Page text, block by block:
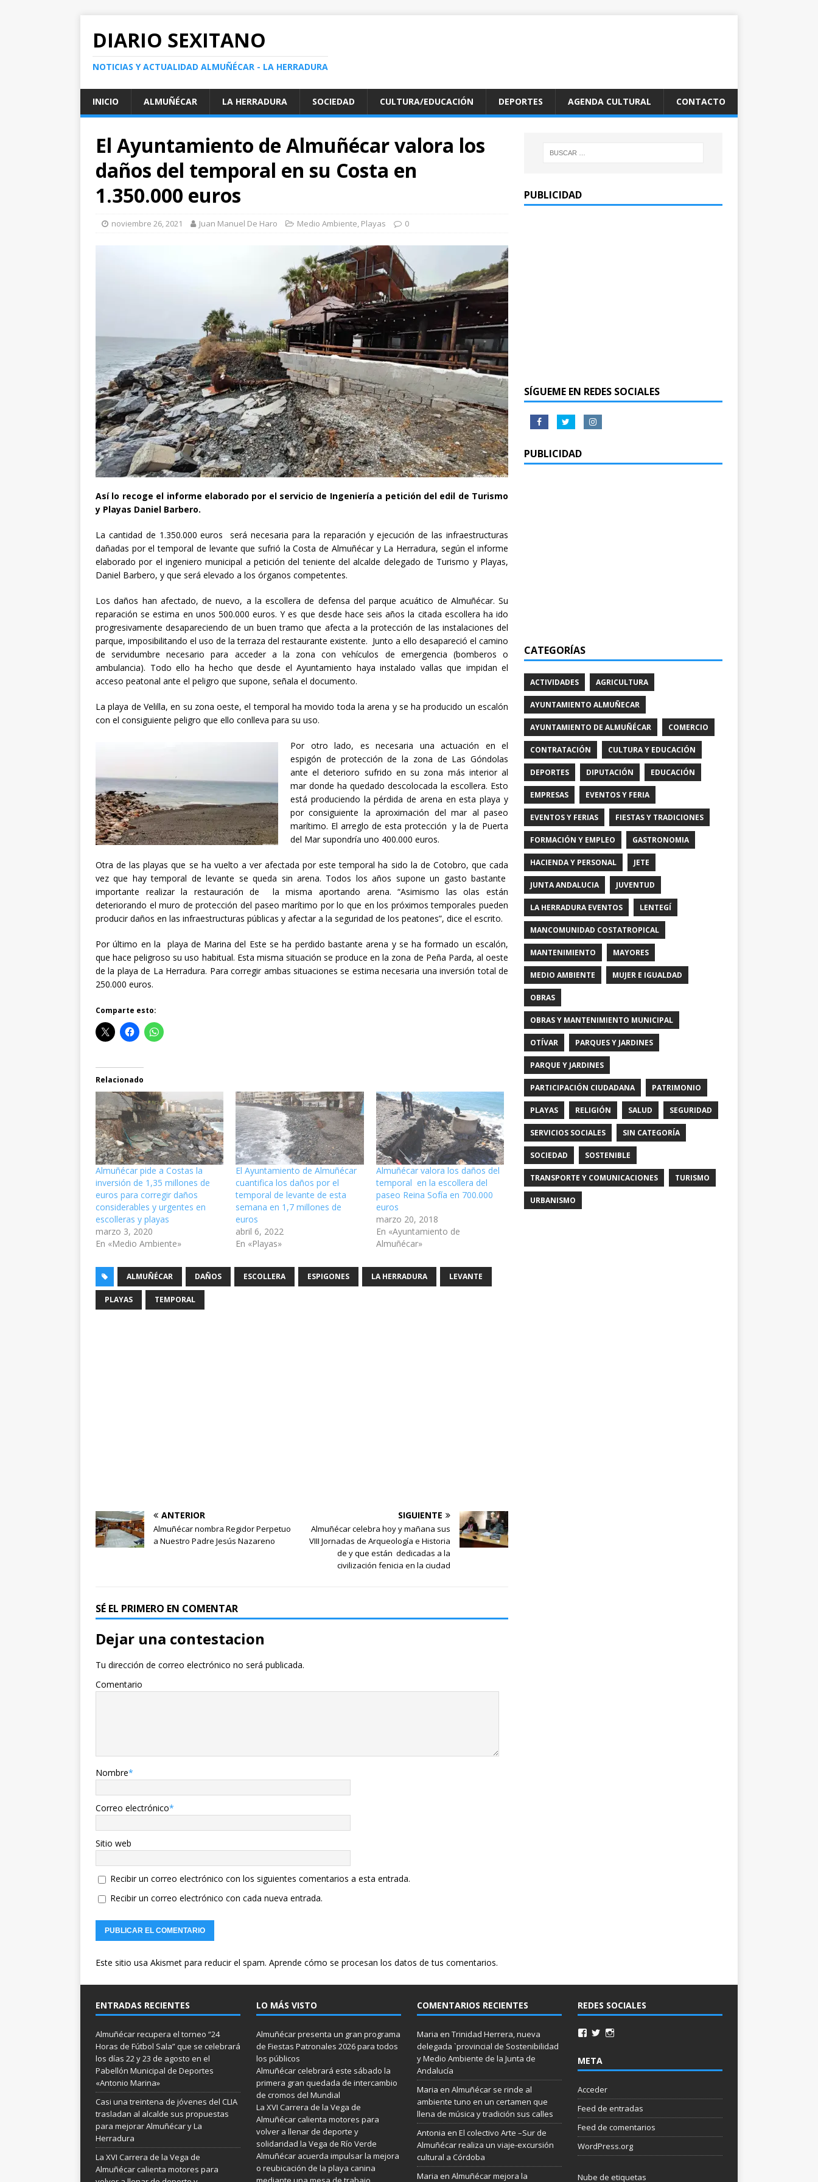
DIARIO SEXITANO
NOTICIAS Y ACTUALIDAD ALMUÑÉCAR - LA HERRADURA
INICIO ALMUÑÉCAR LA HERRADURA SOCIEDAD CULTURA/EDUCACIÓN DEPORTES AGENDA CULTURAL CONTACTO
El Ayuntamiento de Almuñécar valora los
daños del temporal en su Costa en
1.350.000 euros
noviembre 26, 2021 Juan Manuel De Haro Medio Ambiente, Playas 0
Así lo recoge el informe elaborado por el servicio de Ingeniería a petición del edil de Turismo
y Playas Daniel Barbero.
La cantidad de 1.350.000 euros será necesaria para la reparación y ejecución de las infraestructuras
dañadas por el temporal de levante que sufrió la Costa de Almuñécar y La Herradura, según el informe
elaborado por el ingeniero municipal a petición del teniente del alcalde delegado de Turismo y Playas,
Daniel Barbero, y que será elevado a los órganos competentes.
Los daños han afectado, de nuevo, a la escollera de defensa del parque acuático de Almuñécar. Su
reparación se estima en unos 500.000 euros. Y es que desde hace seis años la citada escollera ha ido
progresivamente desapareciendo de un buen tramo que afecta a la protección de las instalaciones del
parque, imposibilitando el uso de la terraza del restaurante existente. Junto a ello desapareció el camino
de servidumbre necesario para acceder a la zona con vehículos de emergencia (bomberos o
ambulancia). Todo ello ha hecho que desde el Ayuntamiento haya instalado vallas que impidan el
acceso peatonal ante el peligro que supone, señala el documento.
La playa de Velilla, en su zona oeste, el temporal ha movido toda la arena y se ha producido un escalón
con el consiguiente peligro que ello conlleva para su uso.
Por otro lado, es necesaria una actuación en el
espigón de protección de la zona de Las Góndolas
ante el deterioro sufrido en su zona más interior al
mar donde ha quedado descolocada la escollera. Esto
está produciendo la pérdida de arena en esta playa y
por consiguiente la aproximación del mar al paseo
marítimo. El arreglo de esta protección y la de Puerta
del Mar supondría uno 400.000 euros.
Otra de las playas que se ha vuelto a ver afectada por este temporal ha sido la de Cotobro, que cada
vez que hay temporal de levante se queda sin arena. Todos los años supone un gasto bastante
importante realizar la restauración de la misma aportando arena. “Asimismo las olas están
deteriorando el muro de protección del paseo marítimo por lo que en los próximos temporales pueden
producir daños en las infraestructuras públicas y afectar a la seguridad de los peatones”, dice el escrito.
Por último en la playa de Marina del Este se ha perdido bastante arena y se ha formado un escalón,
que hace peligroso su uso habitual. Esta misma situación se produce en la zona de Peña Parda, al oeste
de la playa de La Herradura. Para corregir ambas situaciones se estima necesaria una inversión total de
250.000 euros.
Comparte esto:
Relacionado
Almuñécar pide a Costas la
inversión de 1,35 millones de
euros para corregir daños
considerables y urgentes en
escolleras y playas
marzo 3, 2020
En «Medio Ambiente»
El Ayuntamiento de Almuñécar
cuantifica los daños por el
temporal de levante de esta
semana en 1,7 millones de
euros
abril 6, 2022
En «Playas»
Almuñécar valora los daños del
temporal en la escollera del
paseo Reina Sofía en 700.000
euros
marzo 20, 2018
En «Ayuntamiento de
Almuñécar»
ALMUÑÉCAR DAÑOS ESCOLLERA ESPIGONES LA HERRADURA LEVANTE
PLAYAS TEMPORAL
ANTERIOR
Almuñécar nombra Regidor Perpetuo
a Nuestro Padre Jesús Nazareno
SIGUIENTE
Almuñécar celebra hoy y mañana sus
VIII Jornadas de Arqueología e Historia
de y que están dedicadas a la
civilización fenicia en la ciudad
SÉ EL PRIMERO EN COMENTAR
Dejar una contestacion
Tu dirección de correo electrónico no será publicada.
Comentario
Nombre*
Correo electrónico*
Sitio web
Recibir un correo electrónico con los siguientes comentarios a esta entrada.
Recibir un correo electrónico con cada nueva entrada.
Este sitio usa Akismet para reducir el spam. Aprende cómo se procesan los datos de tus comentarios.
PUBLICIDAD
SÍGUEME EN REDES SOCIALES
PUBLICIDAD
CATEGORÍAS
ACTIVIDADES AGRICULTURA
AYUNTAMIENTO ALMUÑECAR
AYUNTAMIENTO DE ALMUÑÉCAR COMERCIO
CONTRATACIÓN CULTURA Y EDUCACIÓN
DEPORTES DIPUTACIÓN EDUCACIÓN
EMPRESAS EVENTOS Y FERIA
EVENTOS Y FERIAS FIESTAS Y TRADICIONES
FORMACIÓN Y EMPLEO GASTRONOMIA
HACIENDA Y PERSONAL JETE
JUNTA ANDALUCIA JUVENTUD
LA HERRADURA EVENTOS LENTEGÍ
MANCOMUNIDAD COSTATROPICAL
MANTENIMIENTO MAYORES
MEDIO AMBIENTE MUJER E IGUALDAD
OBRAS
OBRAS Y MANTENIMIENTO MUNICIPAL
OTÍVAR PARQUES Y JARDINES
PARQUE Y JARDINES
PARTICIPACIÓN CIUDADANA PATRIMONIO
PLAYAS RELIGIÓN SALUD SEGURIDAD
SERVICIOS SOCIALES SIN CATEGORÍA
SOCIEDAD SOSTENIBLE
TRANSPORTE Y COMUNICACIONES TURISMO
URBANISMO
ENTRADAS RECIENTES
Almuñécar recupera el torneo “24
Horas de Fútbol Sala” que se celebrará
los días 22 y 23 de agosto en el
Pabellón Municipal de Deportes
«Antonio Marina»
Casi una treintena de jóvenes del CLIA
trasladan al alcalde sus propuestas
para mejorar Almuñécar y La
Herradura
La XVI Carrera de la Vega de
Almuñécar calienta motores para
LO MÁS VISTO
Almuñécar presenta un gran programa
de Fiestas Patronales 2026 para todos
los públicos
Almuñécar celebrará este sábado la
primera gran quedada de intercambio
de cromos del Mundial
La XVI Carrera de la Vega de
Almuñécar calienta motores para
volver a llenar de deporte y
solidaridad la Vega de Río Verde
Almuñécar acuerda impulsar la mejora
o reubicación de la playa canina
COMENTARIOS RECIENTES
Maria en Trinidad Herrera, nueva
delegada `provincial de Sostenibilidad
y Medio Ambiente de la Junta de
Andalucía
Maria en Almuñécar se rinde al
ambiente tuno en un certamen que
llena de música y tradición sus calles
Antonia en El colectivo Arte –Sur de
Almuñécar realiza un viaje-excursión
cultural a Córdoba
Maria en Almuñécar mejora la
REDES SOCIALES
META
Acceder
Feed de entradas
Feed de comentarios
WordPress.org
Nube de etiquetas